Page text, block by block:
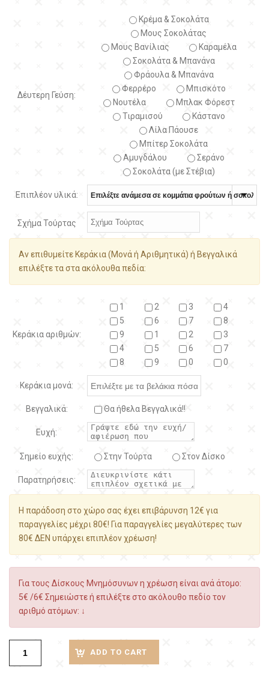
Δέυτερη Γεύση:
Κρέμα & Σοκολάτα
Μους Σοκολάτας
Μους Βανίλιας
Καραμέλα
Σοκολάτα & Μπανάνα
Φράουλα & Μπανάνα
Φερρέρο
Μπισκότο
Νουτέλα
Μπλακ Φόρεστ
Τιραμισού
Κάστανο
Λίλα Πάουσε
Μπίτερ Σοκολάτα
Αμυγδάλου
Σεράνο
Σοκολάτα (με Στέβια)
Επιπλέον υλικά:
Σχήμα Τούρτας
Αν επιθυμείτε Κεράκια (Μονά ή Αριθμητικά) ή Βεγγαλικά
επιλέξτε τα στα ακόλουθα πεδία:
Κεράκια αριθμών:
1 2 3
4
5
6 7
8
9
1 2
3
4
5 6
7
8
9 0 0
Κεράκια μονά:
Βεγγαλικά: Θα ήθελα Βεγγαλικά!!
Ευχή:
Σημείο ευχής: Στην Τούρτα Στον Δίσκο
Παρατηρήσεις:
Η παράδοση στο χώρο σας έχει επιβάρυνση 12€ για
παραγγελίες μέχρι 80€! Για παραγγελίες μεγαλύτερες των
80€ ΔΕΝ υπάρχει επιπλέον χρέωση!
Για τους Δίσκους Μνημόσυνων η χρέωση είναι ανά άτομο:
5€ /6€ Σημειώστε ή επιλέξτε στο ακόλουθο πεδίο τον
αριθμό ατόμων: ↓
ADD TO CART